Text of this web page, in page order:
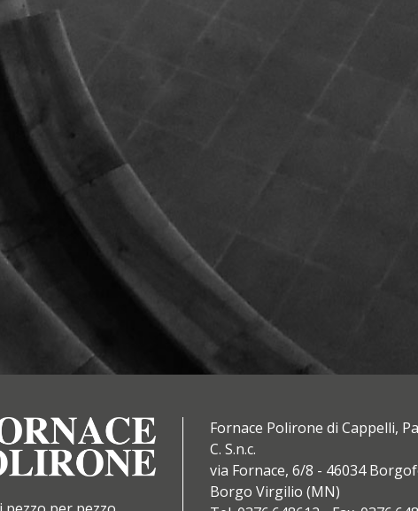
Fornace Polirone di Cappelli,
C. S.n.c.
via Fornace, 6/8 - 46034
Borgo Virgilio (MN)